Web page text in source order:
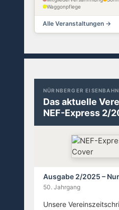
Waggonpflege
Alle Veranstaltungen →
NÜRNBERGER
Das aktuelle
NEF-Express 2/
Ausgabe 2/2025 –
50. Jahrgang
Unsere